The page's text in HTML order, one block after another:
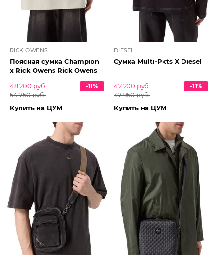
RICK OWENS
Поясная сумка Champion
x Rick Owens Rick Owens
48 200 руб.
54 750 руб.
-11%
Купить на ЦУМ
DIESEL
Сумка Multi-Pkts X Diesel
42 200 руб.
47 950 руб.
-11%
Купить на ЦУМ